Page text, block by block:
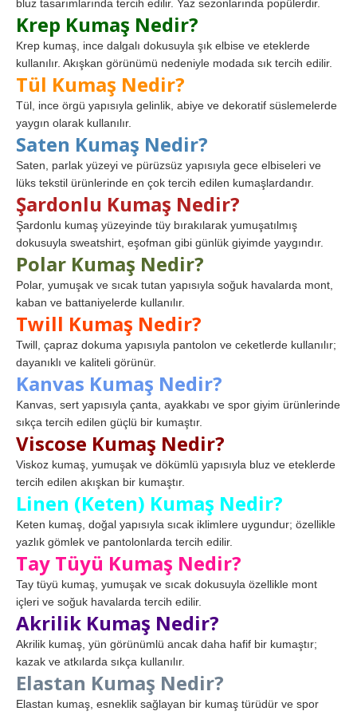
bluz tasarımlarında tercih edilir. Yaz sezonlarında popülerdir.
Krep Kumaş Nedir?
Krep kumaş, ince dalgalı dokusuyla şık elbise ve eteklerde
kullanılır. Akışkan görünümü nedeniyle modada sık tercih edilir.
Tül Kumaş Nedir?
Tül, ince örgü yapısıyla gelinlik, abiye ve dekoratif süslemelerde
yaygın olarak kullanılır.
Saten Kumaş Nedir?
Saten, parlak yüzeyi ve pürüzsüz yapısıyla gece elbiseleri ve
lüks tekstil ürünlerinde en çok tercih edilen kumaşlardandır.
Şardonlu Kumaş Nedir?
Şardonlu kumaş yüzeyinde tüy bırakılarak yumuşatılmış
dokusuyla sweatshirt, eşofman gibi günlük giyimde yaygındır.
Polar Kumaş Nedir?
Polar, yumuşak ve sıcak tutan yapısıyla soğuk havalarda mont,
kaban ve battaniyelerde kullanılır.
Twill Kumaş Nedir?
Twill, çapraz dokuma yapısıyla pantolon ve ceketlerde kullanılır;
dayanıklı ve kaliteli görünür.
Kanvas Kumaş Nedir?
Kanvas, sert yapısıyla çanta, ayakkabı ve spor giyim ürünlerinde
sıkça tercih edilen güçlü bir kumaştır.
Viscose Kumaş Nedir?
Viskoz kumaş, yumuşak ve dökümlü yapısıyla bluz ve eteklerde
tercih edilen akışkan bir kumaştır.
Linen (Keten) Kumaş Nedir?
Keten kumaş, doğal yapısıyla sıcak iklimlere uygundur; özellikle
yazlık gömlek ve pantolonlarda tercih edilir.
Tay Tüyü Kumaş Nedir?
Tay tüyü kumaş, yumuşak ve sıcak dokusuyla özellikle mont
içleri ve soğuk havalarda tercih edilir.
Akrilik Kumaş Nedir?
Akrilik kumaş, yün görünümlü ancak daha hafif bir kumaştır;
kazak ve atkılarda sıkça kullanılır.
Elastan Kumaş Nedir?
Elastan kumaş, esneklik sağlayan bir kumaş türüdür ve spor